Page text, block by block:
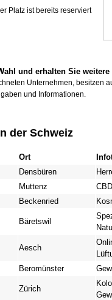
und erhalten Sie
Unternehmen, besitzen
und Informationen.
der Schweiz
Ort
Densbüren
Muttenz
Beckenried
Bäretswil
Aesch
Beromünster
Zürich